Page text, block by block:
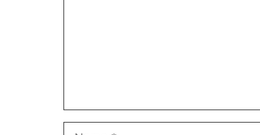
Name